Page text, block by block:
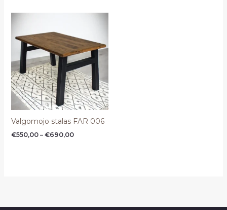
Valgomojo stalas FAR 006
€550,00 – €690,00
through
€690,00